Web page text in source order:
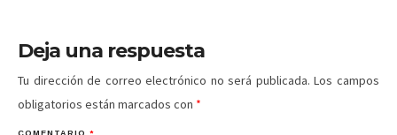
Deja una respuesta
Tu dirección de correo electrónico no será publicada. Los campos
obligatorios están marcados con *
COMENTARIO *